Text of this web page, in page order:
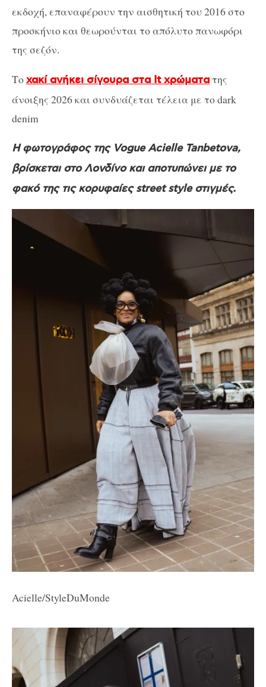
εκδοχή, επαναφέρουν την αισθητική του 2016 στο
προσκήνιο και θεωρούνται το απόλυτο πανωφόρι
της σεζόν.
Τοχακί ανήκει σίγουρα στα It χρώματατης
άνοιξης 2026 και συνδυάζεται τέλεια με το dark
denim
Η φωτογράφος της Vogue Acielle Tanbetova,
βρίσκεται στο Λονδίνο και αποτυπώνει με το
φακό της τις κορυφαίες street style στιγμές.
Acielle/StyleDuMonde